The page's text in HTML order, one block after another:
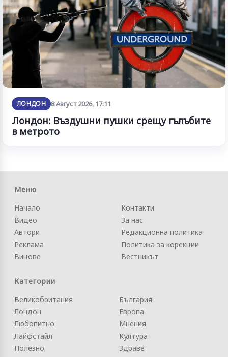
ЛОНДОН 8 Август 2026, 17:11
Лондон: Въздушни пушки срещу гълъбите
в метрото
Меню
Начало
Видео
Автори
Реклама
Вицове
Контакти
За нас
Редакционна политика
Политика за корекции
Вестникът
Категории
Великобритания
Лондон
Любопитно
Лайфстайл
Полезно
България
Европа
Мнения
Култура
Здраве